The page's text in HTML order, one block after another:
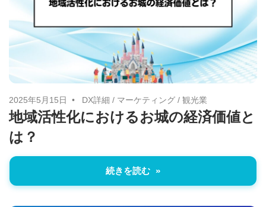
2025年5月15日 DX詳細 / マーケティング/ 観光業
地域活性化におけるお城の経済価値と
は？
続きを読む